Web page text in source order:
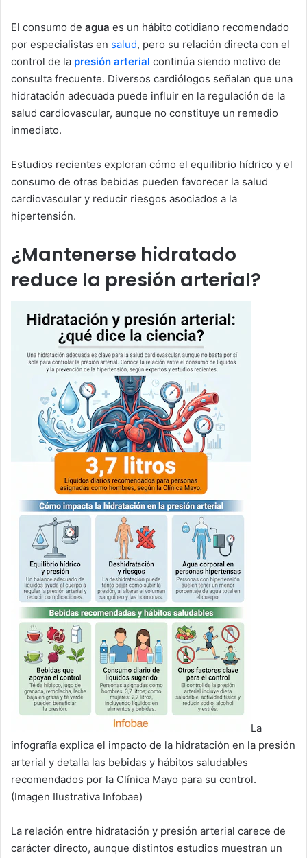
El consumo de agua es un hábito cotidiano recomendado
por especialistas en salud, pero su relación directa con el
control de la presión arterial continúa siendo motivo de
consulta frecuente. Diversos cardiólogos señalan que una
hidratación adecuada puede influir en la regulación de la
salud cardiovascular, aunque no constituye un remedio
inmediato.
Estudios recientes exploran cómo el equilibrio hídrico y el
consumo de otras bebidas pueden favorecer la salud
cardiovascular y reducir riesgos asociados a la
hipertensión.
¿Mantenerse hidratado
reduce la presión arterial?
La
infografía explica el impacto de la hidratación en la presión
arterial y detalla las bebidas y hábitos saludables
recomendados por la Clínica Mayo para su control.
(Imagen Ilustrativa Infobae)
La relación entre hidratación y presión arterial carece de
carácter directo, aunque distintos estudios muestran un